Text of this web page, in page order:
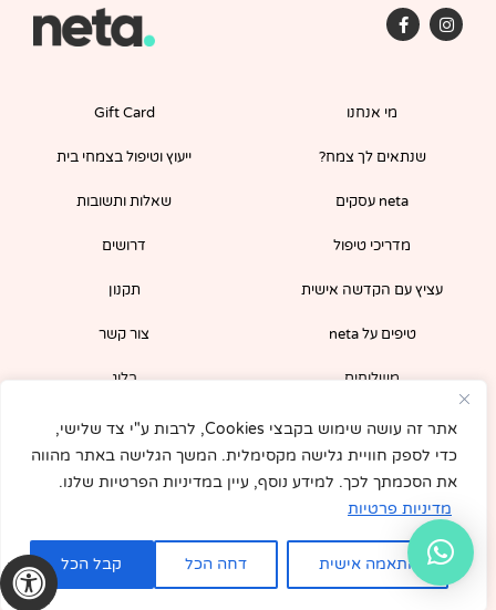
אתר זה עושה שימוש בקבצי Cookies, לרבות ע"י צד שלישי,
כדי לספק חוויית גלישה מקסימלית. המשך הגלישה באתר מהווה
את הסכמתך לכך. למידע נוסף, עיין במדיניות הפרטיות שלנו.
מדיניות פרטיות
התאמה אישית דחה הכל קבל הכל
I
n
s
F
a
c
o
f
מי אנחנו
שנתאים לך צמח?
neta עסקים
מדריכי טיפול
עציץ עם הקדשה אישית
טיפים על neta
משלוחים
Gift Card
ייעוץ וטיפול בצמחי בית
שאלות ותשובות
דרושים
תקנון
צור קשר
בלוג
מיידית באתר!
© All rights reserved to neta. 2022